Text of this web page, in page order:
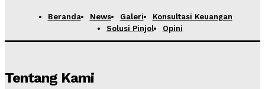
Beranda News Galeri
Konsultasi Keuangan
Solusi Pinjol
Opini
Tentang Kami